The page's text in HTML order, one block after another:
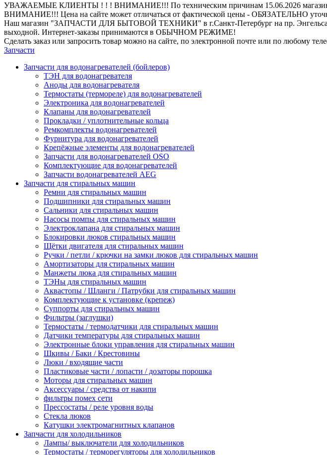
УВАЖАЕМЫЕ КЛИЕНТЫ ! ! ! ВНИМАНИЕ!!! По техническим причинам 15.06.2026 магазин
ВНИМАНИЕ!!! Цена на сайте может отличаться от фактической цены - ОБЯЗАТЕЛЬНО
Наш магазин "ЗАПЧАСТИ ДЛЯ БЫТОВОЙ ТЕХНИКИ" в г.Санкт-Петербург на пр. Энгельса
выходной. Интернет-заказы принимаются в ОБЫЧНОМ РЕЖИМЕ!
Сделать заказ или запросить товар можно на сайте, по электронной почте или по любому
Запчасти
Запчасти для водонагревателей (бойлеров)
ТЭН для водонагревателя
Аноды для водонагревателя
Термостаты (термореле) для водонагревателей
Электроника для водонагревателей
Клапаны для водонагревателей
Прокладки / уплотнительные кольца
Ремкомплекты водонагревателей
Фурнитура для водонагревателей
Крепёжные элементы для водонагревателей
Запчасти для водонагревателей OSO
Комплектующие для водонагревателей
Запчасти водонагревателей AEG
Запчасти для стиральных машин
Ремни для стиральных машин
Подшипники для стиральных машин
Сальники для стиральных машин
Насосы помпы для стиральных машин
Электроклапана для стиральных машин
Блокировки люков стиральных машин
Щётки двигателя для стиральных машин
Ручки / петли / крючки на замки люков для стиральных машин
Амортизаторы для стиральных машин
Манжеты люка для стиральных машин
ТЭНы для стиральных машин
Аквастопы / Шланги / Патрубки для стиральных машин
Комплектующие к установке (крепеж)
Суппорты для стиральных машин
Фильтры (заглушки)
Термостаты / термодатчики для стиральных машин
Датчики температуры для стиральных машин
Электронные блоки управления для стиральных машин
Шкивы / Баки / Крестовины
Люки / входящие части
Пластиковые части / лопасти / дозаторы порошка
Моторы для стиральных машин
Аксессуары / средства от накипи
фильтры помех сети
Прессостаты / реле уровня воды
Стекла люков
Катушки электромагнитных клапанов
Запчасти для холодильников
Лампы/ выключатели для холодильников
Термостаты / терморегуляторы для холодильников